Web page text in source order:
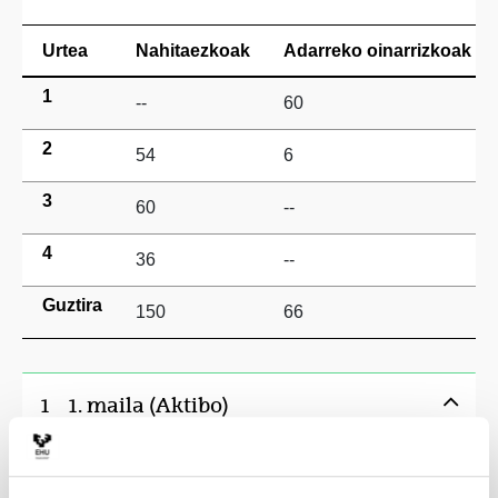
Urtea Nahitaezkoak Adarreko oinarrizkoak
1 -- 60
2 54 6
3 60 --
4 36 --
Guztira 150 66
1 1. maila (Aktibo)
1. lauhilekoa Kredituak Mota